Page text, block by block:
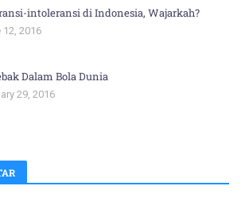
intoleransi di Indonesia, Wajarkah?
12, 2016
Dalam Bola Dunia
29, 2016